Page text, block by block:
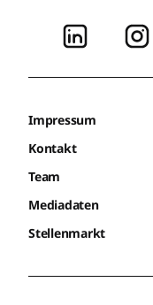
Impressum
Kontakt
Team
Mediadaten
Stellenmarkt